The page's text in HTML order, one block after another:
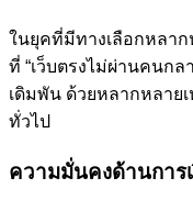
ในยุคที่มีทางเลือกหลาก
ที่ “เว็บตรงไม่ผ่านคนก
เดิมพัน ด้วยหลากหลาย
ทั่วไป
ความมั่นคงด้านการ